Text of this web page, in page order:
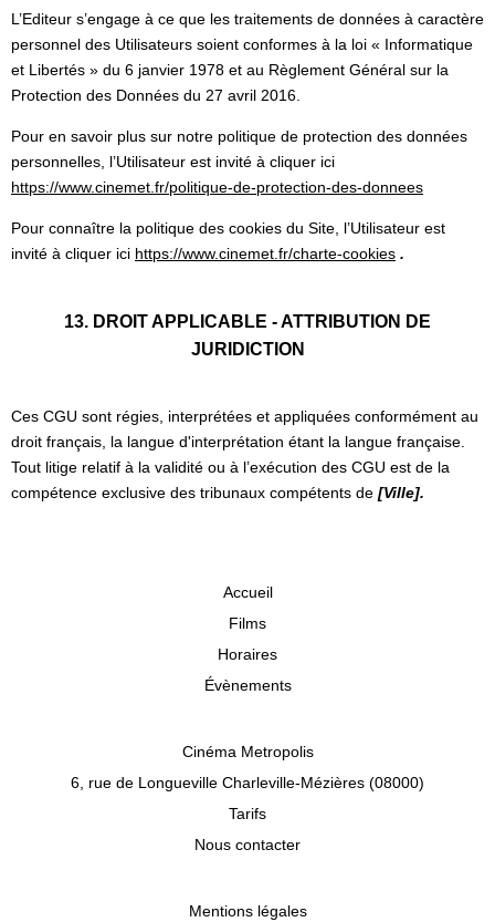
L’Editeur s’engage à ce que les traitements de données à caractère
personnel des Utilisateurs soient conformes à la loi « Informatique
et Libertés » du 6 janvier 1978 et au Règlement Général sur la
Protection des Données du 27 avril 2016.
Pour en savoir plus sur notre politique de protection des données
personnelles, l’Utilisateur est invité à cliquer ici
https://www.cinemet.fr/politique-de-protection-des-donnees
Pour connaître la politique des cookies du Site, l’Utilisateur est
invité à cliquer ici https://www.cinemet.fr/charte-cookies .
13. DROIT APPLICABLE - ATTRIBUTION DE
JURIDICTION
Ces CGU sont régies, interprétées et appliquées conformément au
droit français, la langue d'interprétation étant la langue française.
Tout litige relatif à la validité ou à l’exécution des CGU est de la
compétence exclusive des tribunaux compétents de [Ville].
Accueil
Films
Horaires
Évènements
Cinéma Metropolis
6, rue de Longueville Charleville-Mézières (08000)
Tarifs
Nous contacter
Mentions légales